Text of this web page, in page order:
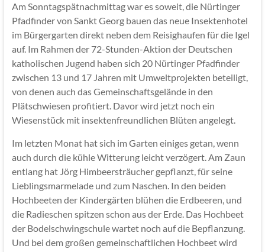
Am Sonntagspätnachmittag war es soweit, die Nürtinger
Pfadfinder von Sankt Georg bauen das neue Insektenhotel
im Bürgergarten direkt neben dem Reisighaufen für die Igel
auf. Im Rahmen der 72-Stunden-Aktion der Deutschen
katholischen Jugend haben sich 20 Nürtinger Pfadfinder
zwischen 13 und 17 Jahren mit Umweltprojekten beteiligt,
von denen auch das Gemeinschaftsgelände in den
Plätschwiesen profitiert. Davor wird jetzt noch ein
Wiesenstück mit insektenfreundlichen Blüten angelegt.
Im letzten Monat hat sich im Garten einiges getan, wenn
auch durch die kühle Witterung leicht verzögert. Am Zaun
entlang hat Jörg Himbeersträucher gepflanzt, für seine
Lieblingsmarmelade und zum Naschen. In den beiden
Hochbeeten der Kindergärten blühen die Erdbeeren, und
die Radieschen spitzen schon aus der Erde. Das Hochbeet
der Bodelschwingschule wartet noch auf die Bepflanzung.
Und bei dem großen gemeinschaftlichen Hochbeet wird